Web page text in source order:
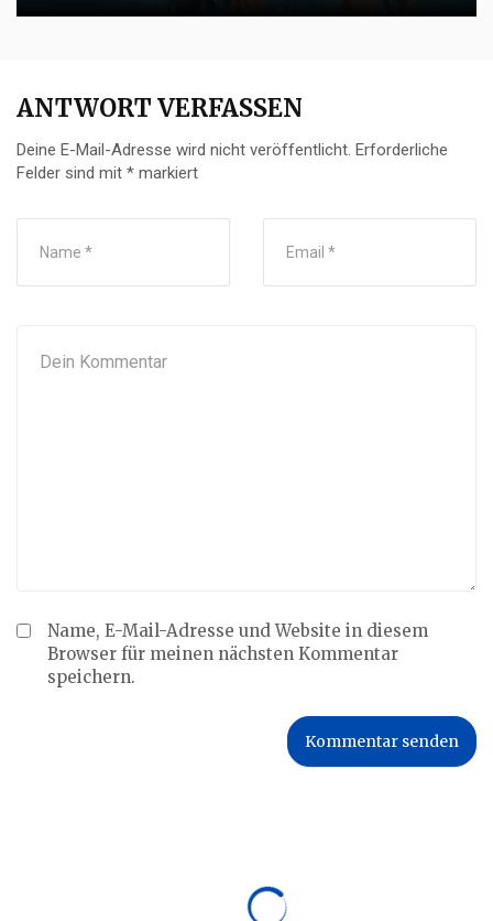
ANTWORT VERFASSEN
Deine E-Mail-Adresse wird nicht veröffentlicht. Erforderliche
Felder sind mit * markiert
Name, E-Mail-Adresse und Website in diesem
Browser für meinen nächsten Kommentar
speichern.